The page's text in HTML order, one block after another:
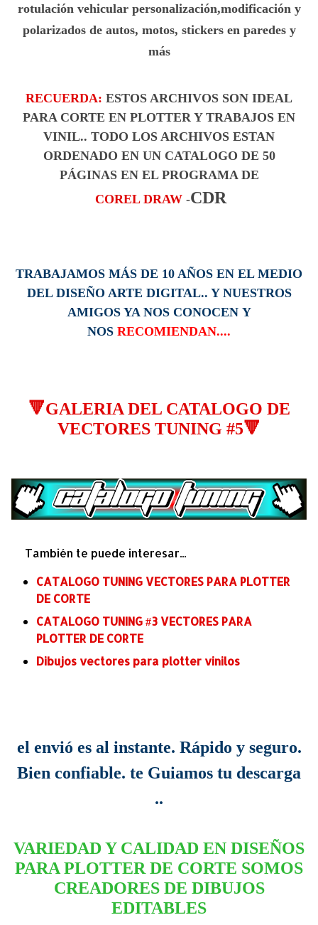
rotulación vehicular personalización,modificación y
polarizados de autos, motos, stickers en paredes y
más
RECUERDA: ESTOS ARCHIVOS SON IDEAL
PARA CORTE EN PLOTTER Y TRABAJOS EN
VINIL.. TODO LOS ARCHIVOS ESTAN
ORDENADO EN UN CATALOGO DE 50
PÁGINASEN EL PROGRAMA DE
COREL DRAW -CDR
TRABAJAMOS MÁS DE 10 AÑOS EN EL MEDIO
DEL DISEÑO ARTE DIGITAL.. Y NUESTROS
AMIGOS YA NOS CONOCEN Y
NOS RECOMIENDAN....
🔻GALERIA DEL CATALOGO DE
VECTORES TUNING #5🔻
También te puede interesar...
CATALOGO TUNING VECTORES PARA PLOTTER
DE CORTE
CATALOGO TUNING #3 VECTORES PARA
PLOTTER DE CORTE
Dibujos vectores para plotter vinilos
el envió es al instante. Rápido y seguro.
Bien confiable. te Guiamos tu descarga
..
VARIEDAD Y CALIDAD EN DISEÑOS
PARA PLOTTER DE CORTE SOMOS
CREADORES DE DIBUJOS
EDITABLES